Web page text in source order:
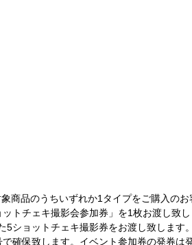
商品のうちいずれか1タイプをご購入の
トチェキ撮影会参加券」を1枚お渡し致
5ショットチェキ撮影券をお渡し致します
確保致します。イベント参加券の発券は